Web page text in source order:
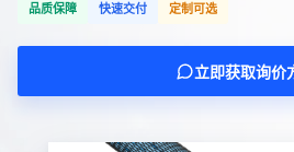
品质保障 快速交付 定制可选
立即获取询价